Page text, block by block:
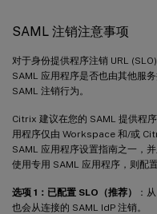
SAML 注销注意事项
对于身份提供程序注销 URL
SAML 应用程序是否也由其他服
SAML 注销行为。
Citrix 建议在您的 SAML 提供程
用程序仅由 Workspace 和/或
SAML 应用程序设置指南之一，
使用专用 SAML 应用程序，则配
选项 1：已配置 SLO（推荐）
：
也会从连接的 SAML IdP 注销。